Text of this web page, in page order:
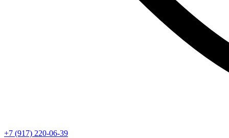
+7 (917) 220-06-39